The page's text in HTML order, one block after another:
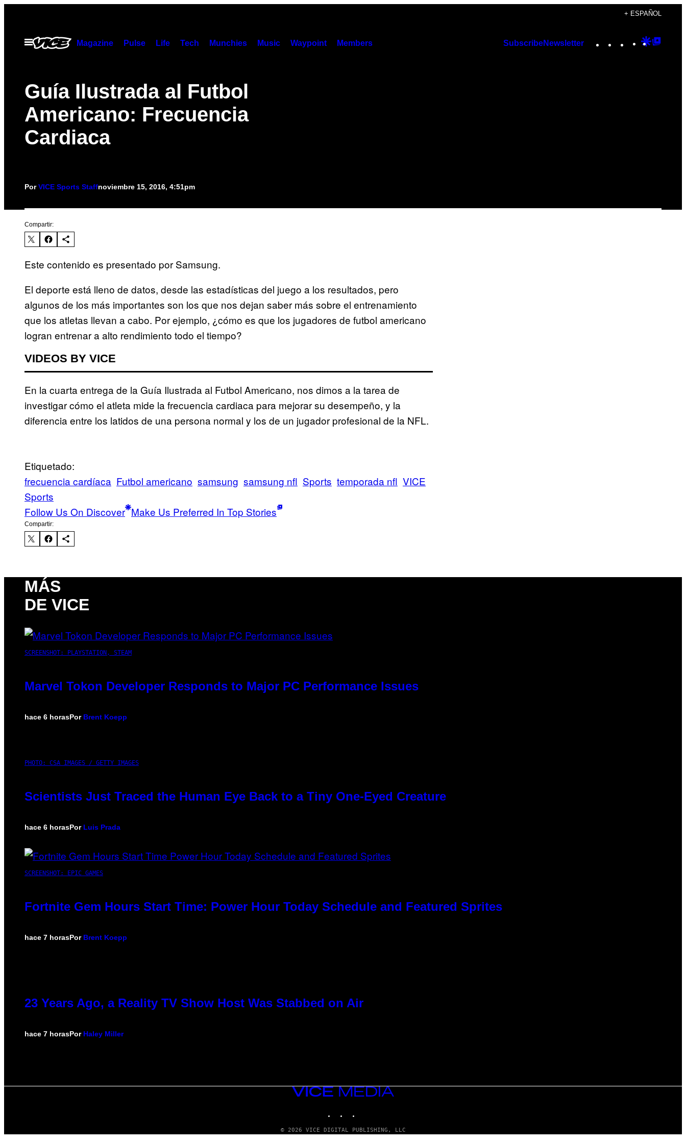
contenido
+ ESPAÑOL
Abrir
Menú
Magazine Pulse Life Tech Munchies Music Waypoint Members SubscribeNewsletter Instagram
TikTok
YouTube
Google
Guía Ilustrada al Futbol
Americano: Frecuencia
Cardiaca
PorVICE Sports Staffnoviembre 15, 2016, 4:51pm
Compartir:
Este contenido es presentado por Samsung.
El deporte está lleno de datos, desde las estadísticas del juego a los resultados, pero
algunos de los más importantes son los que nos dejan saber más sobre el entrenamiento
que los atletas llevan a cabo. Por ejemplo, ¿cómo es que los jugadores de futbol americano
logran entrenar a alto rendimiento todo el tiempo?
VIDEOS BY VICE
En la cuarta entrega de la Guía Ilustrada al Futbol Americano, nos dimos a la tarea de
investigar cómo el atleta mide la frecuencia cardiaca para mejorar su desempeño, y la
diferencia entre los latidos de una persona normal y los de un jugador profesional de la NFL.
Etiquetado:
frecuencia cardíaca Futbol americano samsung samsung nfl Sports temporada nfl VICE
Sports
Follow Us On Discover Make Us Preferred In Top Stories
Compartir:
MÁS
DE VICE
SCREENSHOT: PLAYSTATION, STEAM
Marvel Tokon Developer Responds to Major PC Performance Issues
hace 6 horasPor Brent Koepp
PHOTO: CSA IMAGES / GETTY IMAGES
Scientists Just Traced the Human Eye Back to a Tiny One-Eyed Creature
hace 6 horasPor Luis Prada
SCREENSHOT: EPIC GAMES
Fortnite Gem Hours Start Time: Power Hour Today Schedule and Featured Sprites
hace 7 horasPor Brent Koepp
23 Years Ago, a Reality TV Show Host Was Stabbed on Air
hace 7 horasPor Haley Miller
VICE
MEDIA
© 2026 VICE DIGITAL PUBLISHING, LLC